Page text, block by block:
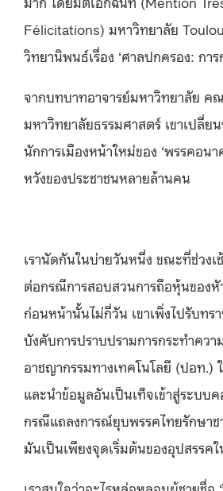
Félicitations) มหาวิทยาลัย
วิทยานิพนธ์เรื่อง ‘ศาลปกครอง: การ
จากบทบาทอาจารย์มหาวิทยาลัย ค
มหาวิทยาลัยธรรมศาสตร์ เขาเปลี่ย
นักการเมืองหน้าใหม่ของ ‘พรรคอน
หวังของประชาชนหลายล้านคน
เรานัดกันในบ่ายวันหนึ่ง ขณะที่ช่วงเช้
ต่อกรณีการสอบสวนการถือหุ้นของ
ก่อนหน้านั้นไม่กี่วัน เขาเพิ่งไปรับทร
บังคับการปราบปรามการกระทำคว
อาชญากรรมทางเทคโนโลยี (ปอท
และนำข้อมูลอันเป็นเท็จเข้าสู่ระบบ
กรณีแถลงการณ์ยุบพรรคไทยรักษาช
มันเป็นเพียงจุดเริ่มต้นของอุปสรรค